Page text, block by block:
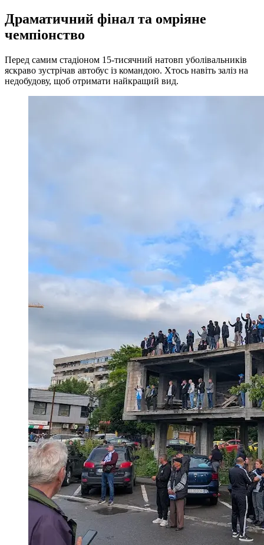
Драматичний фінал та омріяне
чемпіонство
Перед самим стадіоном 15-тисячний натовп уболівальників
яскраво зустрічав автобус із командою. Хтось навіть заліз на
недобудову, щоб отримати найкращий вид.